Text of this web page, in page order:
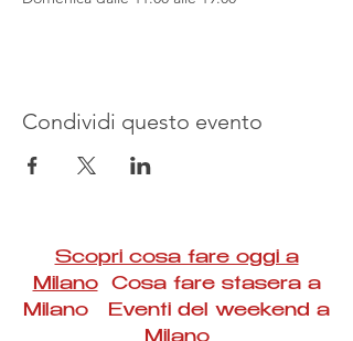
Condividi questo evento
Scopri cosa fare oggi a
MilanoCosa fare stasera a
Milano Eventi del weekend a